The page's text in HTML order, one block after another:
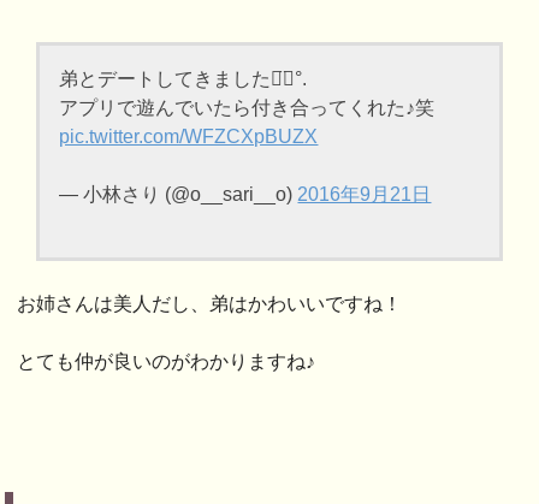
弟とデートしてきました◡̈⃝︎°.
アプリで遊んでいたら付き合ってくれた♪笑
pic.twitter.com/WFZCXpBUZX
— 小林さり (@o__sari__o) 2016年9月21日
お姉さんは美人だし、弟はかわいいですね！
とても仲が良いのがわかりますね♪